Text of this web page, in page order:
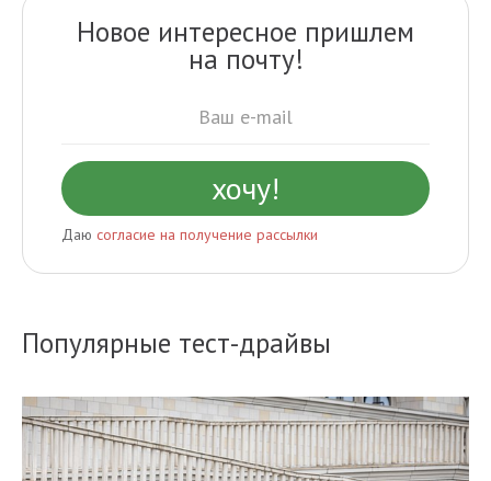
Новое интересное пришлем
на почту!
Даю согласие на получение рассылки
Популярные тест-драйвы